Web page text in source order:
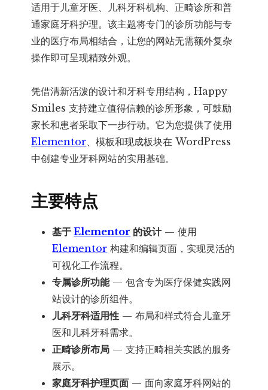
所
与
牙
医
题
数
量
适用于儿童牙医、儿科牙科机构、正畸诊所和普
通家庭牙科护理。该主题将专门的诊所功能与专
业的医疗布局相结合，让您的网站无需额外复杂
操作即可呈现精致外观。
凭借清新活泼的设计和牙科专用结构，Happy
Smiles 支持建立值得信赖的诊所形象，可鼓励
家长和患者采取下一步行动。它为您提供了使用
Elementor、模板和现成板块在 WordPress
中创建专业牙科网站的实用基础。
主要特点
基于Elementor 的设计— 使用
Elementor 构建和编辑页面，实现灵活的
可视化工作流程。
专属诊所功能— 包含专为医疗保健实践网
站设计的诊所组件。
儿科牙科适用性 — 布局和样式符合儿童牙
医和儿科牙科需求。
正畸诊所布局 — 支持正畸相关实践的服务
展示。
家庭牙科护理页面 — 面向家庭牙科网站的